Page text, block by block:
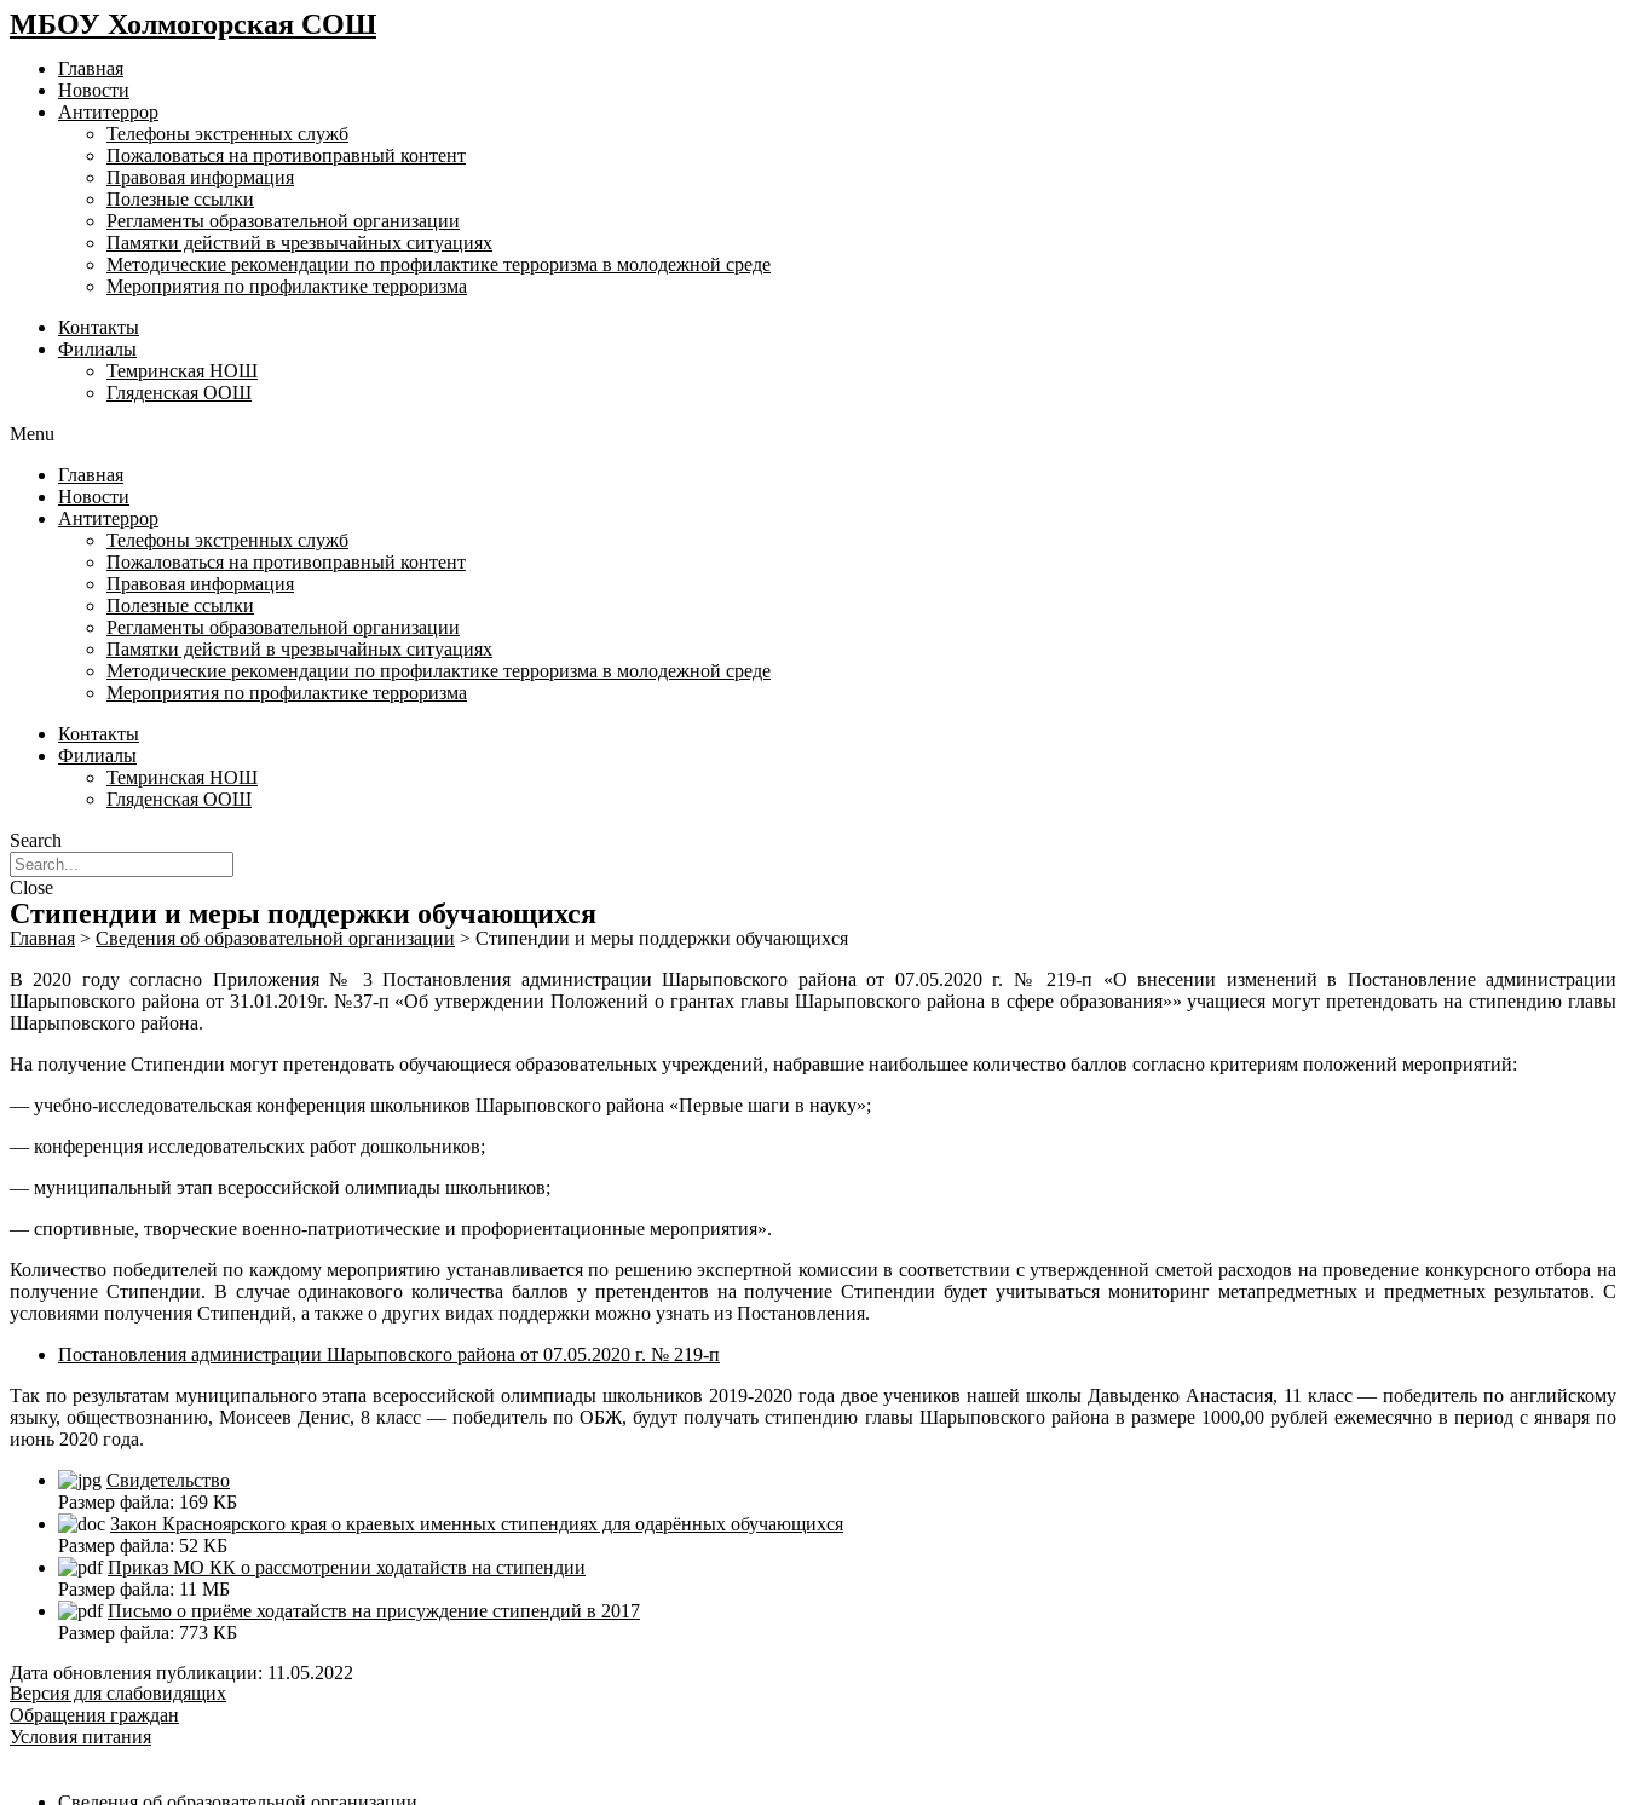
МБОУ Холмогорская СОШ
Главная
Новости
Антитеррор
Телефоны экстренных служб
Пожаловаться на противоправный контент
Правовая информация
Полезные ссылки
Регламенты образовательной организации
Памятки действий в чрезвычайных ситуациях
Методические рекомендации по профилактике терроризма в молодежной среде
Мероприятия по профилактике терроризма
Контакты
Филиалы
Темринская НОШ
Гляденская ООШ
Menu
Главная
Новости
Антитеррор
Телефоны экстренных служб
Пожаловаться на противоправный контент
Правовая информация
Полезные ссылки
Регламенты образовательной организации
Памятки действий в чрезвычайных ситуациях
Методические рекомендации по профилактике терроризма в молодежной среде
Мероприятия по профилактике терроризма
Контакты
Филиалы
Темринская НОШ
Гляденская ООШ
Search
Close
Стипендии и меры поддержки обучающихся
Главная > Сведения об образовательной организации > Стипендии и меры поддержки обучающихся
В 2020 году согласно Приложения № 3 Постановления администрации Шарыповского района от 07.05.2020 г. № 219-п «О внесении изменений в Постановление администрации
Шарыповского района от 31.01.2019г. №37-п «Об утверждении Положений о грантах главы Шарыповского района в сфере образования»» учащиеся могут претендовать на стипендию главы
Шарыповского района.
На получение Стипендии могут претендовать обучающиеся образовательных учреждений, набравшие наибольшее количество баллов согласно критериям положений мероприятий:
— учебно-исследовательская конференция школьников Шарыповского района «Первые шаги в науку»;
— конференция исследовательских работ дошкольников;
— муниципальный этап всероссийской олимпиады школьников;
— спортивные, творческие военно-патриотические и профориентационные мероприятия».
Количество победителей по каждому мероприятию устанавливается по решению экспертной комиссии в соответствии с утвержденной сметой расходов на проведение конкурсного отбора на
получение Стипендии. В случае одинакового количества баллов у претендентов на получение Стипендии будет учитываться мониторинг метапредметных и предметных результатов. С
условиями получения Стипендий, а также о других видах поддержки можно узнать из Постановления.
Постановления администрации Шарыповского района от 07.05.2020 г. № 219-п
Так по результатам муниципального этапа всероссийской олимпиады школьников 2019-2020 года двое учеников нашей школы Давыденко Анастасия, 11 класс — победитель по английскому
языку, обществознанию, Моисеев Денис, 8 класс — победитель по ОБЖ, будут получать стипендию главы Шарыповского района в размере 1000,00 рублей ежемесячно в период с января по
июнь 2020 года.
Свидетельство
Размер файла: 169 КБ
Закон Красноярского края о краевых именных стипендиях для одарённых обучающихся
Размер файла: 52 КБ
Приказ МО КК о рассмотрении ходатайств на стипендии
Размер файла: 11 МБ
Письмо о приёме ходатайств на присуждение стипендий в 2017
Размер файла: 773 КБ
Дата обновления публикации: 11.05.2022
Версия для слабовидящих
Обращения граждан
Условия питания